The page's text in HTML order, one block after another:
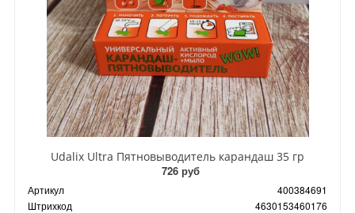
Udalix Ultra Пятновыводитель карандаш 35 гр
726 руб
Артикул
400384691
Штрихкод
4630153460176